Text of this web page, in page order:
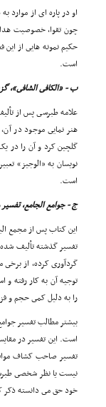
او در پاره اى از
چون تقوا، خصوصیت
حکیم نمونه هایى از
است.
ب - «الکافى الشافى»،
علامه طبرسى پس از
هنر نمایى موجود در
گلچین کرد و آن را در
نویسان به «الوجیز»
است.
ج - جوامع الجامع،
تفسیر گذشته تألیف
گردآورى کرده، از
توجیه آن به کار رفته
را به دلیل کمى حجم و
بیشتر مطالب تفسیر
است. این تفسیر در
تفسیر صاحب کشاف
نیست یا نظر شخصى
خود حق مى دانسته ذکر